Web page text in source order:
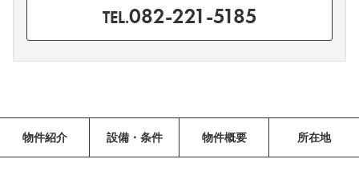
TEL.082-221-5185
物件紹介 設備・条件 物件概要 所在地